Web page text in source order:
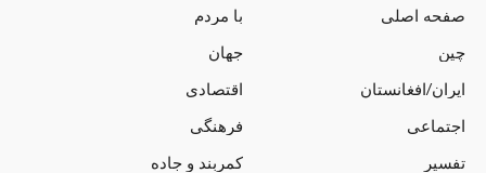
صفحه اصلی
با مردم
چین
جهان
ایران/افغانستان
اقتصادی
اجتماعی
فرهنگی
تفسیر
کمربند و جاده